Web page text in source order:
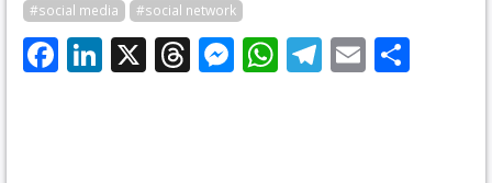
#social media
#social network
Facebook
LinkedIn
X Threads
Messenger
WhatsApp
Telegram
Email